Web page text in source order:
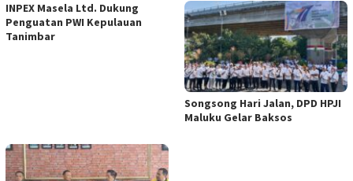
INPEX Masela Ltd. Dukung
Penguatan PWI Kepulauan
Tanimbar
Songsong Hari Jalan, DPD HPJI
Maluku Gelar Baksos